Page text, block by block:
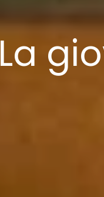
La